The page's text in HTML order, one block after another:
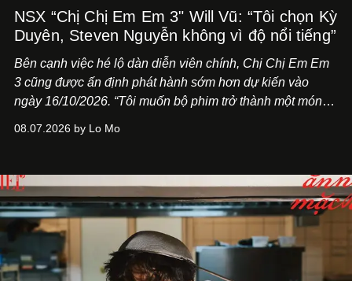
NSX “Chị Chị Em Em 3" Will Vũ: “Tôi chọn Kỳ
Duyên, Steven Nguyễn không vì độ nổi tiếng”
Bên cạnh việc hé lộ dàn diễn viên chính, Chị Chị Em Em
3 cũng được ấn định phát hành sớm hơn dự kiến vào
ngày 16/10/2026. “Tôi muốn bộ phim trở thành một món
Việt Nam”, NSX Will Vũ cho biết.
08.07.2026 by Lo Mo